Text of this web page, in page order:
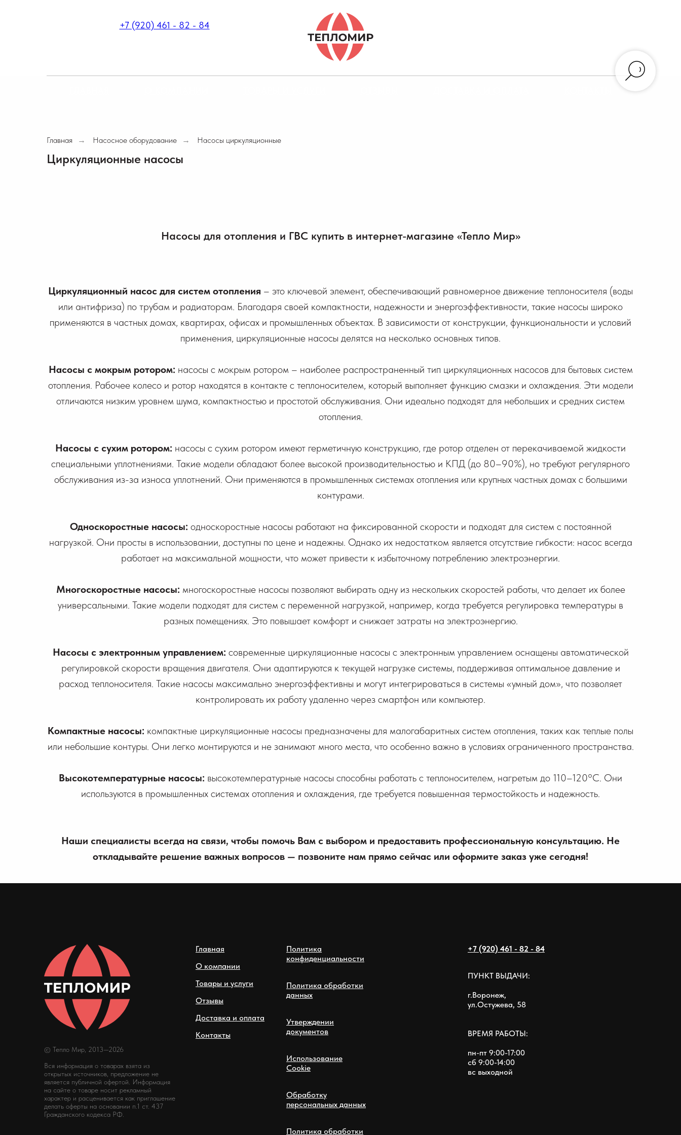
+7 (920) 461 - 82 - 84
Главная → Насосное оборудование → Насосы циркуляционные
Циркуляционные насосы
Насосы для отопления и ГВС купить в интернет-магазине «Тепло Мир»
Циркуляционный насос для систем отопления – это ключевой элемент, обеспечивающий равномерное движение теплоносителя (воды
или антифриза) по трубам и радиаторам. Благодаря своей компактности, надежности и энергоэффективности, такие насосы широко
применяются в частных домах, квартирах, офисах и промышленных объектах. В зависимости от конструкции, функциональности и условий
применения, циркуляционные насосы делятся на несколько основных типов.
Насосы с мокрым ротором: насосы с мокрым ротором – наиболее распространенный тип циркуляционных насосов для бытовых систем
отопления. Рабочее колесо и ротор находятся в контакте с теплоносителем, который выполняет функцию смазки и охлаждения. Эти модели
отличаются низким уровнем шума, компактностью и простотой обслуживания. Они идеально подходят для небольших и средних систем
отопления.
Насосы с сухим ротором: насосы с сухим ротором имеют герметичную конструкцию, где ротор отделен от перекачиваемой жидкости
специальными уплотнениями. Такие модели обладают более высокой производительностью и КПД (до 80–90%), но требуют регулярного
обслуживания из-за износа уплотнений. Они применяются в промышленных системах отопления или крупных частных домах с большими
контурами.
Односкоростные насосы: односкоростные насосы работают на фиксированной скорости и подходят для систем с постоянной
нагрузкой. Они просты в использовании, доступны по цене и надежны. Однако их недостатком является отсутствие гибкости: насос всегда
работает на максимальной мощности, что может привести к избыточному потреблению электроэнергии.
Многоскоростные насосы: многоскоростные насосы позволяют выбирать одну из нескольких скоростей работы, что делает их более
универсальными. Такие модели подходят для систем с переменной нагрузкой, например, когда требуется регулировка температуры в
разных помещениях. Это повышает комфорт и снижает затраты на электроэнергию.
Насосы с электронным управлением: современные циркуляционные насосы с электронным управлением оснащены автоматической
регулировкой скорости вращения двигателя. Они адаптируются к текущей нагрузке системы, поддерживая оптимальное давление и
расход теплоносителя. Такие насосы максимально энергоэффективны и могут интегрироваться в системы «умный дом», что позволяет
контролировать их работу удаленно через смартфон или компьютер.
Компактные насосы: компактные циркуляционные насосы предназначены для малогабаритных систем отопления, таких как теплые полы
или небольшие контуры. Они легко монтируются и не занимают много места, что особенно важно в условиях ограниченного пространства.
Высокотемпературные насосы: высокотемпературные насосы способны работать с теплоносителем, нагретым до 110–120°C. Они
используются в промышленных системах отопления и охлаждения, где требуется повышенная термостойкость и надежность.
Наши специалисты всегда на связи, чтобы помочь Вам с выбором и предоставить профессиональную консультацию. Не
откладывайте решение важных вопросов — позвоните нам прямо сейчас или оформите заказ уже сегодня!
© Тепло Мир, 2013—2026
Вся информация о товарах взята из
открытых источников, предложение не
является публичной офертой. Информация
на сайте о товаре носит рекламный
характер и расценивается как приглашение
делать оферты на основании п.1 ст. 437
Гражданского кодекса РФ.
Главная
О компании
Товары и услуги
Отзывы
Доставка и оплата
Контакты
Политика
конфиденциальности
Политика обработки
данных
Утверждении
документов
Использование
Cookie
Обработку
персональных данных
Политика обработки
+7 (920) 461 - 82 - 84
ПУНКТ ВЫДАЧИ:
г.Воронеж,
ул.Остужева, 58
ВРЕМЯ РАБОТЫ:
пн-пт 9:00-17:00
сб 9:00-14:00
вс выходной